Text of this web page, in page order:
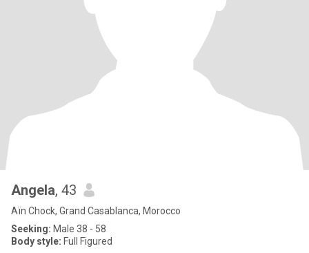
Angela, 43
Aïn Chock, Grand Casablanca, Morocco
Seeking: Male 38 - 58
Body style: Full Figured